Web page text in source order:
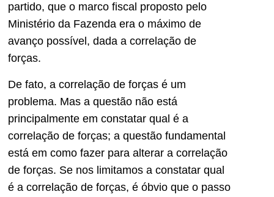
partido, que o marco fiscal proposto pelo
Ministério da Fazenda era o máximo de
avanço possível, dada a correlação de
forças.
De fato, a correlação de forças é um
problema. Mas a questão não está
principalmente em constatar qual é a
correlação de forças; a questão fundamental
está em como fazer para alterar a correlação
de forças. Se nos limitamos a constatar qual
é a correlação de forças, é óbvio que o passo